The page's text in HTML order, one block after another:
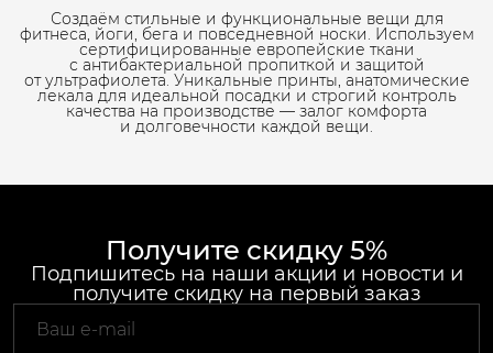
Создаём стильные и функциональные вещи для
фитнеса, йоги, бега и повседневной носки. Используем
сертифицированные европейские ткани
с антибактериальной пропиткой и защитой
от ультрафиолета. Уникальные принты, анатомические
лекала для идеальной посадки и строгий контроль
качества на производстве — залог комфорта
и долговечности каждой вещи.
Получите скидку 5%
Подпишитесь на наши акции и новости и
получите скидку на первый заказ